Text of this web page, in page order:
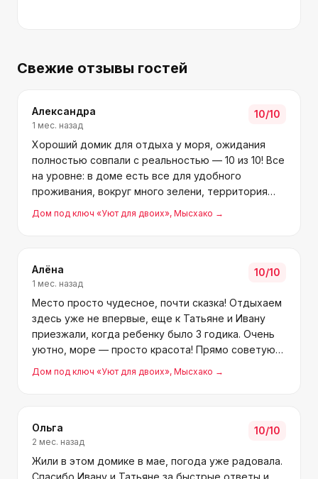
Свежие отзывы гостей
Александра
1 мес. назад
10/10
Хороший домик для отдыха у моря, ожидания
полностью совпали с реальностью — 10 из 10! Все
на уровне: в доме есть все для удобного
проживания, вокруг много зелени, территория
Дом под ключ «Уют для двоих», Мысхако →
Алёна
1 мес. назад
10/10
Место просто чудесное, почти сказка! Отдыхаем
здесь уже не впервые, еще к Татьяне и Ивану
приезжали, когда ребенку было 3 годика. Очень
уютно, море — просто красота! Прямо советую
Дом под ключ «Уют для двоих», Мысхако →
Ольга
2 мес. назад
10/10
Жили в этом домике в мае, погода уже радовала.
Спасибо Ивану и Татьяне за быстрые ответы и